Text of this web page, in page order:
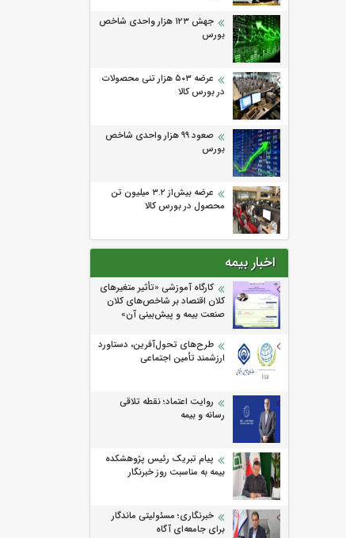
جهش ۱۲۳ هزار واحدی شاخص
بورس
عرضه ۵۰۳ هزار تنی محصولات
در بورس کالا
صعود ۹۹ هزار واحدی شاخص
بورس
عرضه بیش‌از ۳.۲ میلیون تن
محصول در بورس کالا
اخبار بیمه
كارگاه آموزشی «تأثیر متغیرهای
كلان اقتصاد بر شاخص‌های كلان
صنعت بیمه و پیش‌بینی آن»
طرح‌های تحول‌آفرین، دستاورد
ارزشمند تأمین اجتماعی
روایت اعتماد؛ نقطه تلاقی
رسانه و بیمه
پیام تبریک رئیس پژوهشکده
بیمه به مناسبت روز خبرنگار
خبرنگاری؛ مسئولیتی ماندگار
برای جامعه‌ای آگاه